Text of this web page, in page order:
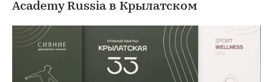
Academy Russia в Крылатском